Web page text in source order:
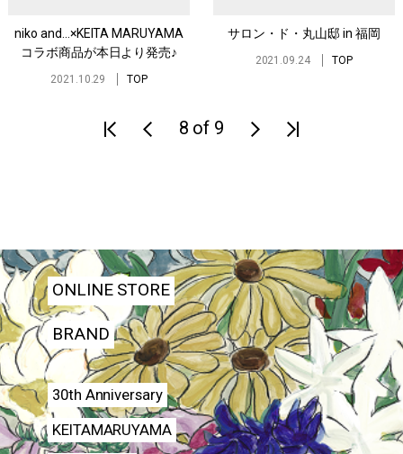
niko and...×KEITA MARUYAMA
コラボ商品が本日より発売♪
2021.10.29 TOP
サロン・ド・丸山邸 in 福岡
2021.09.24 TOP
8 of 9
ONLINE STORE
BRAND
30th Anniversary
KEITAMARUYAMA